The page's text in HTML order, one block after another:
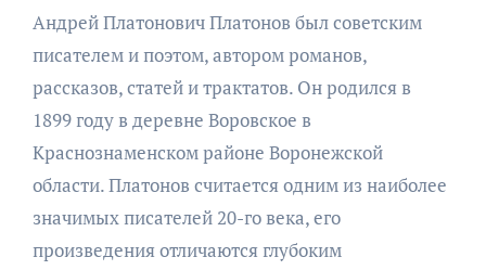
Андрей Платонович Платонов был советским
писателем и поэтом, автором романов,
рассказов, статей и трактатов. Он родился в
1899 году в деревне Воровское в
Краснознаменском районе Воронежской
области. Платонов считается одним из наиболее
значимых писателей 20-го века, его
произведения отличаются глубоким